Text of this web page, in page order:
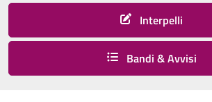
Interpelli
Bandi & Avvisi